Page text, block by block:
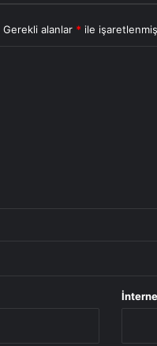
Gerekli alanlar * ile